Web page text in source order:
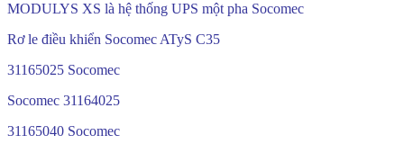
MODULYS XS là hệ thống UPS một pha Socomec
Rơ le điều khiển Socomec ATyS C35
31165025 Socomec
Socomec 31164025
31165040 Socomec